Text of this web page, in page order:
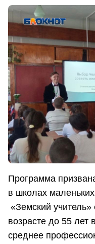
Программа
в школах
«Земский учитель»
возрасте до 55
среднее